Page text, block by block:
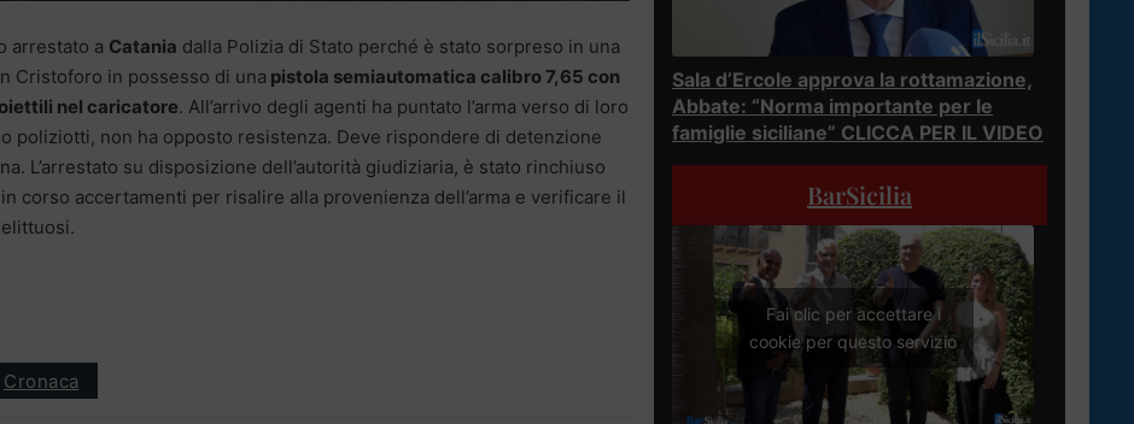
arrestato a Catania dalla Polizia di Stato perché è stato sorpreso in una
Cristoforo in possesso di una pistola semiautomatica calibro 7,65 con
nel caricatore. All’arrivo degli agenti ha puntato l’arma verso di loro
poliziotti, non ha opposto resistenza. Deve rispondere di detenzione
L’arrestato su disposizione dell’autorità giudiziaria, è stato rinchiuso
corso accertamenti per risalire alla provenienza dell’arma e verificare il
Cronaca
Sala d’Ercole approva la rottamazione,
Abbate: “Norma importante per le
famiglie siciliane” CLICCA PER IL VIDEO
BarSicilia
Fai clic per accettare i
cookie per questo servizio